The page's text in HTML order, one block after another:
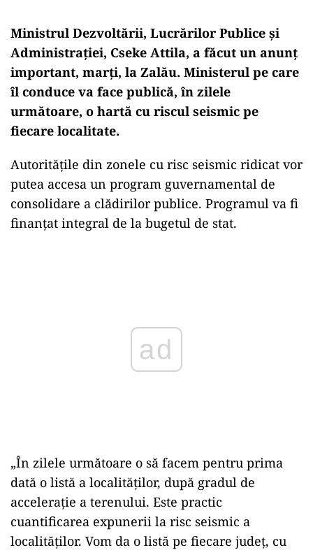
Ministrul Dezvoltării, Lucrărilor Publice și
Administrației, Cseke Attila, a făcut un anunț
important, marți, la Zalău. Ministerul pe care
îl conduce va face publică, în zilele
următoare, o hartă cu riscul seismic pe
fiecare localitate.
Autoritățile din zonele cu risc seismic ridicat vor
putea accesa un program guvernamental de
consolidare a clădirilor publice. Programul va fi
finanțat integral de la bugetul de stat.
„În zilele următoare o să facem pentru prima
dată o listă a localităților, după gradul de
accelerație a terenului. Este practic
cuantificarea expunerii la risc seismic a
localităților. Vom da o listă pe fiecare județ, cu